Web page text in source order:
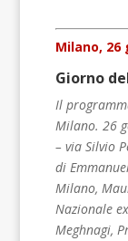
Milano, 26
Giorno
Il
Milano. 26
– via Silvio
di
Milano,
Nazionale
Meghnagi,